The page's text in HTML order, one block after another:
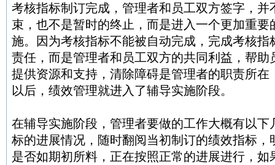
考核指标制订完成，管理者和员工双方签字，并
束，也不是暂时的终止，而是进入一个更加重
施。因为考核指标不能被自动完成，完成考核指
责任，而是管理者和员工双方的共同利益，帮助
提供资源和支持，清除障碍是管理者的职责所在
以后，绩效管理就进入了辅导实施阶段。
在辅导实施阶段，管理者要做的工作大概有以
标的进展情况，随时翻阅当初制订的绩效指标，
是否如期初所料，正在按照正常的进展进行，